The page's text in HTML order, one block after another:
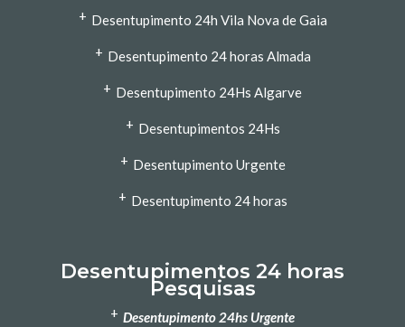
+ Desentupimento 24h Vila Nova de Gaia
+ Desentupimento 24 horas Almada
+ Desentupimento 24Hs Algarve
+ Desentupimentos 24Hs
+ Desentupimento Urgente
+ Desentupimento 24 horas
Desentupimentos 24 horas
Pesquisas
+ Desentupimento 24hs Urgente